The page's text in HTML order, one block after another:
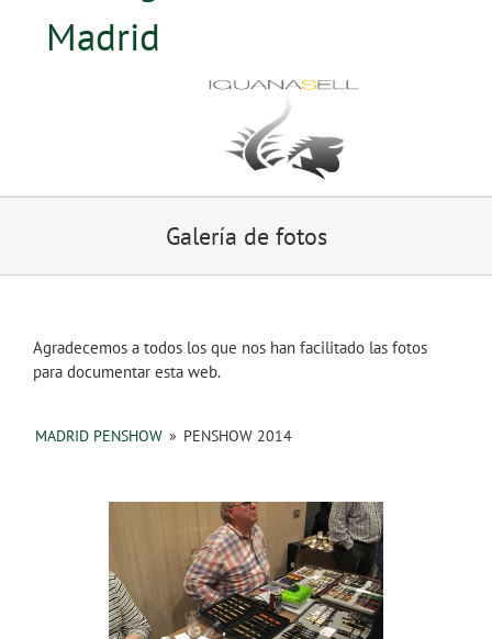
Madrid
Galería de fotos
Agradecemos a todos los que nos han facilitado las fotos
para documentar esta web.
MADRID PENSHOW » PENSHOW 2014